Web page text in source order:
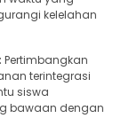
kelelahan
Pertimbangkan
terintegrasi
siswa
bawaan dengan